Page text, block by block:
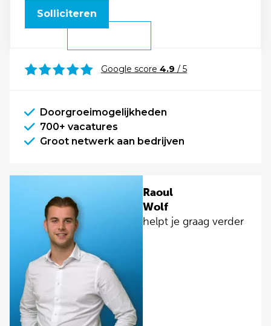
Solliciteren
Google score 4.9 / 5
Doorgroeimogelijkheden
700+ vacatures
Groot netwerk aan bedrijven
Raoul
Wolf
helpt je graag verder